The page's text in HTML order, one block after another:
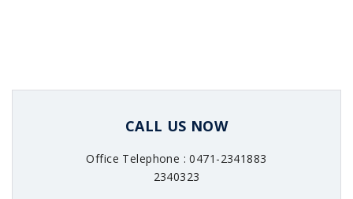
CALL US NOW
Office Telephone : 0471-2341883
2340323